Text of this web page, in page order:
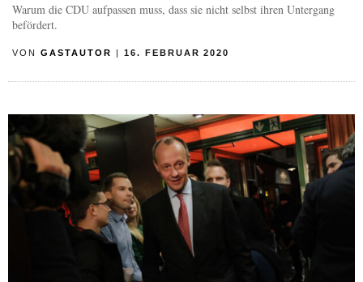
Warum die CDU aufpassen muss, dass sie nicht selbst ihren Untergang
befördert.
VON GASTAUTOR | 16. FEBRUAR 2020